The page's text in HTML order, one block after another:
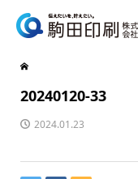
20240120-33
2024.01.23